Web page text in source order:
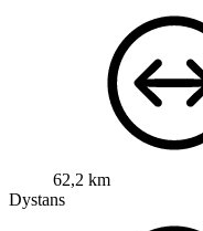
62,2 km
Dystans